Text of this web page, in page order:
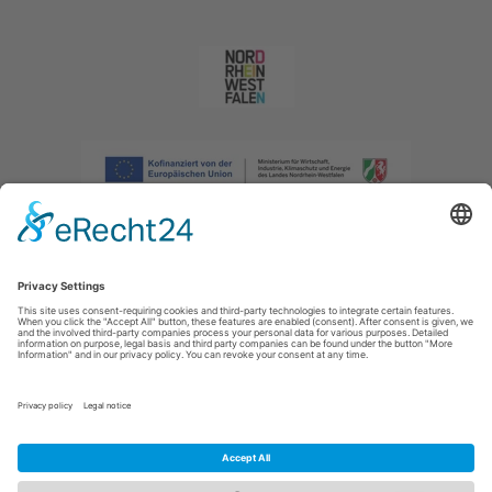
Afdruk |Privacybeleid|Verklaring van toegankelijkheid
E: info@sauerland.com